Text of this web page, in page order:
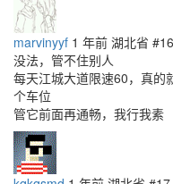
marvinyyf 1 年前 湖北省 #16
没法，管不住别人
每天江城大道限速60，真的
个车位
管它前面再通畅，我行我素